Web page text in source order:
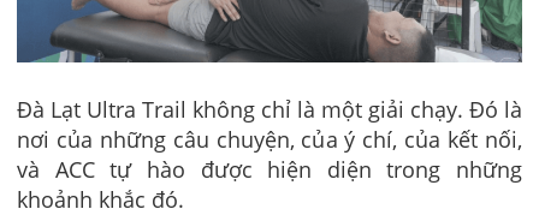
Đà Lạt Ultra Trail không chỉ là một giải chạy. Đó là
nơi của những câu chuyện, của ý chí, của kết nối,
và ACC tự hào được hiện diện trong những
khoảnh khắc đó.